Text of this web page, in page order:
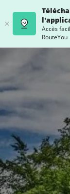
Accès
RouteYou